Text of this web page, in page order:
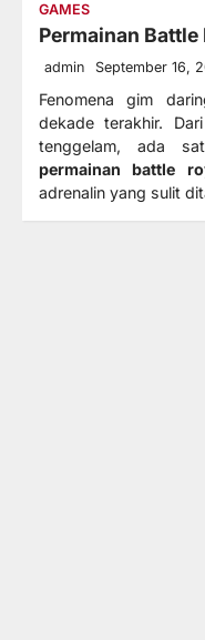
GAMES
Permainan
admin September 16,
Fenomena gim
dekade terakhir.
tenggelam, ada
permainan battle
adrenalin yang sulit